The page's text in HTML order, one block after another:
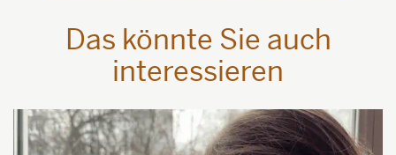
Das könnte Sie auch
interessieren